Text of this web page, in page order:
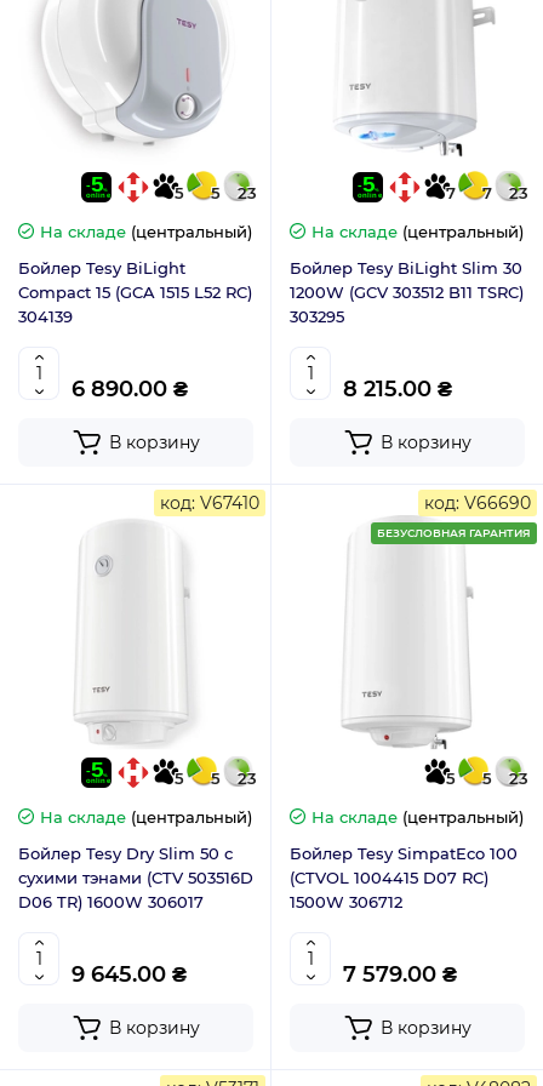
5 5
23
На складе (центральный)
Бойлер Tesy BiLight
Compact 15 (GCA 1515 L52 RC)
304139
6 890.00 ₴
В корзину
7 7
23
На складе (центральный)
Бойлер Tesy BiLight Slim 30
1200W (GCV 303512 B11 TSRC)
303295
8 215.00 ₴
В корзину
код: V67410
5 5
23
На складе (центральный)
Бойлер Tesy Dry Slim 50 с
сухими тэнами (CTV 503516D
D06 TR) 1600W 306017
9 645.00 ₴
В корзину
код: V66690
5 5 23
БЕЗУСЛОВНАЯ ГАРАНТИЯ
На складе (центральный)
Бойлер Tesy SimpatEco 100
(CTVOL 1004415 D07 RC)
1500W 306712
7 579.00 ₴
В корзину